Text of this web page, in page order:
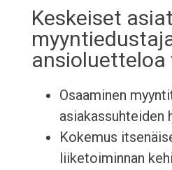
Keskeiset
ansioluetteloa
Osaaminen
asiakassuhteiden
Kokemus
liiketoiminnan